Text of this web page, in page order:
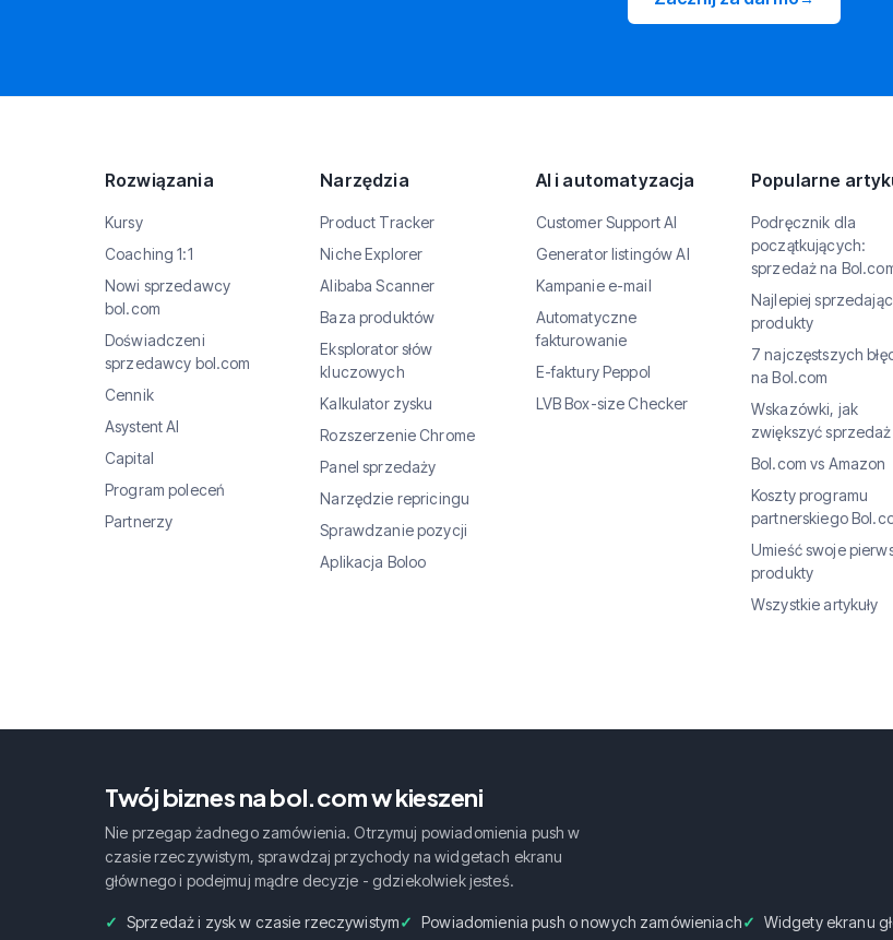
Rozwiązania
Kursy
Coaching 1:1
Nowi sprzedawcy
bol.com
Doświadczeni
sprzedawcy bol.com
Cennik
Asystent AI
Capital
Program poleceń
Partnerzy
Narzędzia
Product Tracker
Niche Explorer
Alibaba Scanner
Baza produktów
Eksplorator słów
kluczowych
Kalkulator zysku
Rozszerzenie Chrome
Panel sprzedaży
Narzędzie repricingu
Sprawdzanie pozycji
Aplikacja Boloo
AI i automatyzacja
Customer Support AI
Generator listingów AI
Kampanie e-mail
Automatyczne
fakturowanie
E-faktury Peppol
LVB Box-size Checker
Popularne
Podręcznik dla
początkujących:
sprzedaż na
Najlepiej
produkty
7 najczęstszych
na Bol.com
Wskazówki, jak
zwiększyć sprzedaż
Bol.com vs Amazon
Koszty programu
partnerskiego
Umieść swoje
produkty
Wszystkie artykuły
Twój biznes na bol.com w kieszeni
Nie przegap żadnego zamówienia. Otrzymuj powiadomienia push w
czasie rzeczywistym, sprawdzaj przychody na widgetach ekranu
głównego i podejmuj mądre decyzje - gdziekolwiek jesteś.
Sprzedaż i zysk w czasie rzeczywistym Powiadomienia push o nowych zamówieniach Widgety ekranu